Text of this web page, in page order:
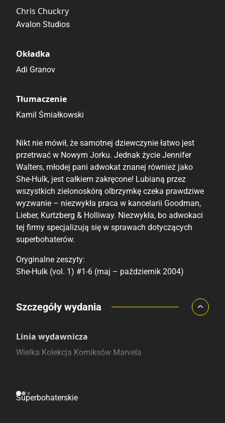
Chris Chuckry
Avalon Studios
Okładka
Adi Granov
Tłumaczenie
Kamil Śmiałkowski
Nikt nie mówił, że samotnej dziewczynie łatwo jest
przetrwać w Nowym Jorku. Jednak życie Jennifer
Walters, młodej pani adwokat znanej również jako
She-Hulk, jest całkiem zakręcone! Lubianą przez
wszystkich zielonoskórą olbrzymkę czeka prawdziwe
wyzwanie – niezwykła praca w kancelarii Goodman,
Lieber, Kurtzberg & Holliway. Niezwykła, bo adwokaci
tej firmy specjalizują się w sprawach dotyczących
superbohaterów.
Oryginalne zeszyty:
She-Hulk (vol. 1) #1-6 (maj – październik 2004)
Porównaj ceny
Szczegóły wydania
Linia wydawnicza
Wielka Kolekcja Komiksów Marvela
Superbohaterskie